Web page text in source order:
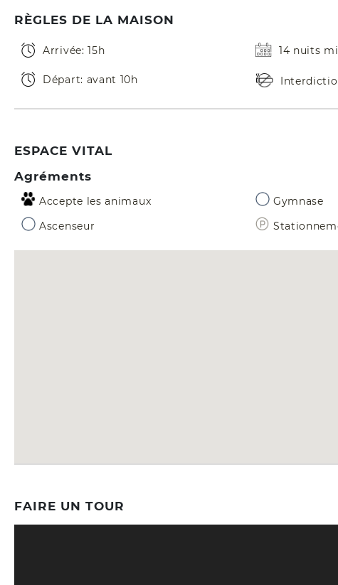
RÈGLES DE LA MAISON
Arrivée: 15h
Départ: avant 10h
14 nuits
ESPACE VITAL
Agréments
Accepte les animaux
Ascenseur
Gymnase
FAIRE UN TOUR